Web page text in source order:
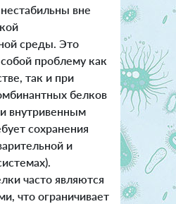
вне
среды. Это
проблему как
так и при
белков
внутривенным
сохранения
и
часто являются
что ограничивает